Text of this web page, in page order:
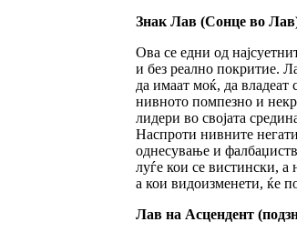
Знак Лав (Сонце во
Ова се едни од
и без реално покритие.
да имаат моќ, да
нивното помпезно и
лидери во својата
Наспроти нивните
однесување и
луѓе кои се вистински, а
а кои видоизменети, ќе
Лав на Асцендент